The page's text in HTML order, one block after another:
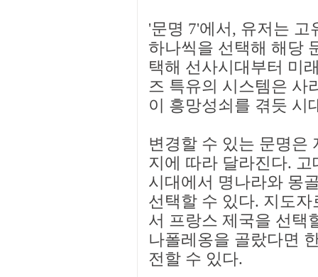
'문명 7'에서, 유저는
하나씩을 선택해 해당
택해 선사시대부터 미
즈 특유의 시스템은 사
이 흥망성쇠를 겪듯 시
변경할 수 있는 문명은
지에 따라 달라진다.
시대에서 명나라와 몽
선택할 수 있다. 지도
서 프랑스 제국을 선택
나폴레옹을 골랐다면
전할 수 있다.